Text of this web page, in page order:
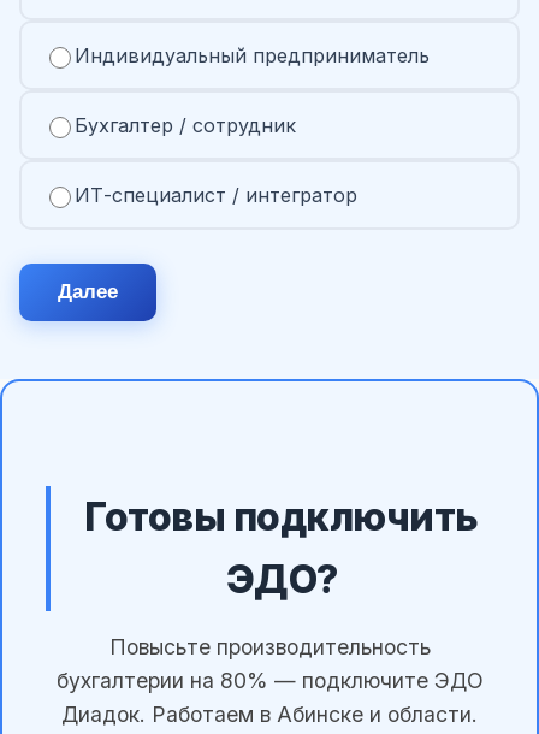
Индивидуальный предприниматель
Бухгалтер / сотрудник
ИТ-специалист / интегратор
Далее
Готовы подключить
ЭДО?
Повысьте производительность
бухгалтерии на 80% — подключите ЭДО
Диадок. Работаем в Абинске и области.